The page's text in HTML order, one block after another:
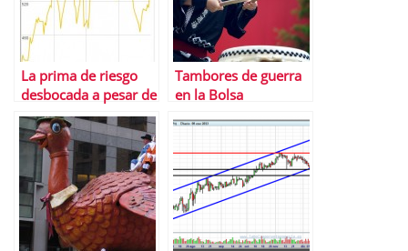
La prima de riesgo
desbocada a pesar de
la reforma financiera
que el Ibex festeja
Tambores de guerra
en la Bolsa